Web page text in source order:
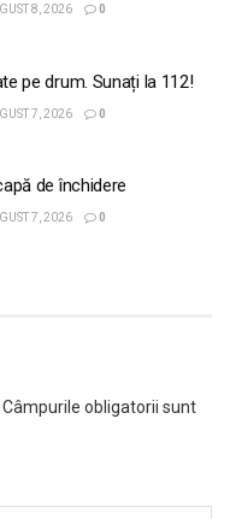
8, 2026 0
pe drum. Sunați la 112!
7, 2026 0
de închidere
7, 2026 0
Câmpurile obligatorii sunt